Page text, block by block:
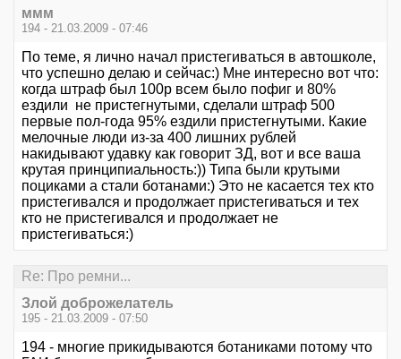
ммм
194 - 21.03.2009 - 07:46
По теме, я лично начал пристегиваться в автошколе,
что успешно делаю и сейчас:) Мне интересно вот что:
когда штраф был 100р всем было пофиг и 80%
ездили не пристегнутыми, сделали штраф 500
первые пол-года 95% ездили пристегнутыми. Какие
мелочные люди из-за 400 лишних рублей
накидывают удавку как говорит ЗД, вот и все ваша
крутая принципиальность:)) Типа были крутыми
поциками а стали ботанами:) Это не касается тех кто
пристегивался и продолжает пристегиваться и тех
кто не пристегивался и продолжает не
пристегиваться:)
Re: Про ремни...
Злой доброжелатель
195 - 21.03.2009 - 07:50
194 - многие прикидываются ботаниками потому что